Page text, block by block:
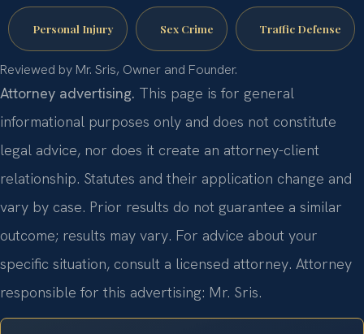
Personal Injury Sex Crime Traffic Defense
Reviewed by Mr. Sris, Owner and Founder.
Attorney advertising. This page is for general
informational purposes only and does not constitute
legal advice, nor does it create an attorney-client
relationship. Statutes and their application change and
vary by case. Prior results do not guarantee a similar
outcome; results may vary. For advice about your
specific situation, consult a licensed attorney. Attorney
responsible for this advertising: Mr. Sris.